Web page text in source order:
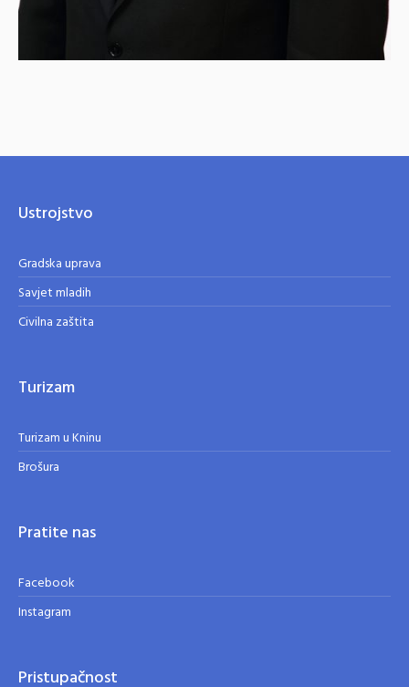
Ustrojstvo
Gradska uprava
Savjet mladih
Civilna zaštita
Turizam
Turizam u Kninu
Brošura
Pratite nas
Facebook
Instagram
Pristupačnost